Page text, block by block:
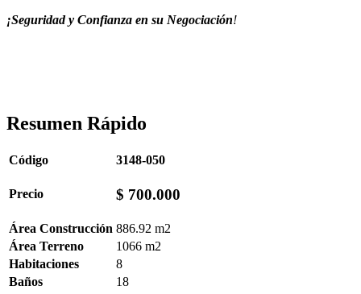
¡Seguridad y Confianza en su Negociación!
Resumen Rápido
Código 3148-050
Precio $ 700.000
Área Construcción 886.92 m2
Área Terreno
1066 m2
Habitaciones
8
Baños
18